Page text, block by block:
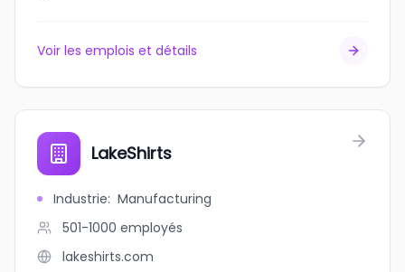
Voir les emplois et détails
LakeShirts
Industrie: Manufacturing
501-1000 employés
lakeshirts.com